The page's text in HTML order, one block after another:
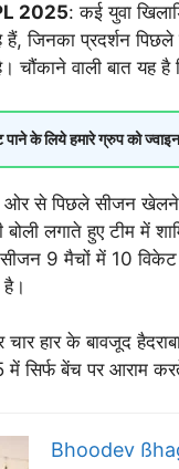
2025: कई युवा
हैं, जिनका प्रदर्शन
चौंकाने वाली बात यह है
के लिये हमारे ग्रुप को
ओर से पिछले सीजन खेलने
लगाते हुए टीम में
9 मैचों में 10 विकेट
है।
चार हार के बावजूद
सिर्फ बेंच पर आराम
Bhoodev